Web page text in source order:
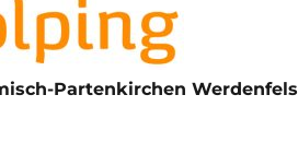
Partenkirchen Werdenfels